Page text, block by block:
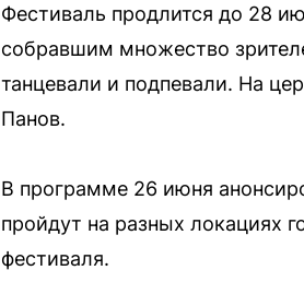
Фестиваль продлится до 28
собравшим множество
танцевали и подпевали. На
Панов.
В программе 26 июня
пройдут на разных локациях
фестиваля.